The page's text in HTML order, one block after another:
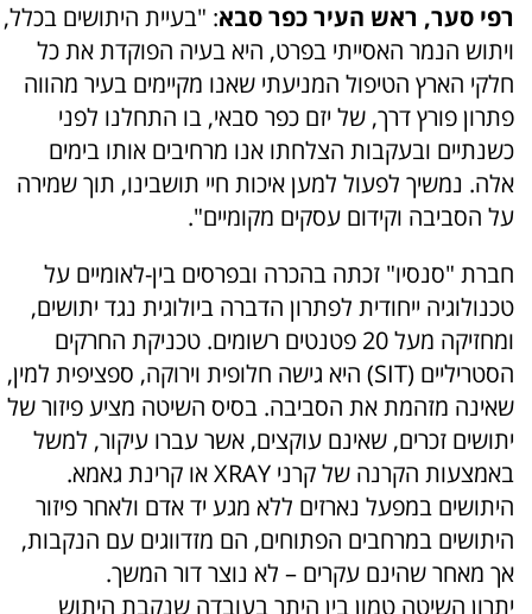
רפי סער, ראש העיר כפר סבא: "בעיית היתושים בכלל,
ויתוש הנמר האסייתי בפרט, היא בעיה הפוקדת את כל
חלקי הארץ הטיפול המניעתי שאנו מקיימים בעיר מהווה
פתרון פורץ דרך, של יזם כפר סבאי, בו התחלנו לפני
כשנתיים ובעקבות הצלחתו אנו מרחיבים אותו בימים
אלה. נמשיך לפעול למען איכות חיי תושבינו, תוך שמירה
על הסביבה וקידום עסקים מקומיים".
חברת "סנסיו" זכתה בהכרה ובפרסים בין-לאומיים על
טכנולוגיה ייחודית לפתרון הדברה ביולוגית נגד יתושים,
ומחזיקה מעל 20 פטנטים רשומים. טכניקת החרקים
הסטריליים (SIT) היא גישה חלופית וירוקה, ספציפית למין,
שאינה מזהמת את הסביבה. בסיס השיטה מציע פיזור של
יתושים זכרים, שאינם עוקצים, אשר עברו עיקור, למשל
באמצעות הקרנה של קרני XRAY או קרינת גאמא.
היתושים במפעל נארזים ללא מגע יד אדם ולאחר פיזור
היתושים במרחבים הפתוחים, הם מזדווגים עם הנקבות,
אך מאחר שהינם עקרים – לא נוצר דור המשך.
יתרון השיטה טמון בין היתר בעובדה שנקבת היתוש